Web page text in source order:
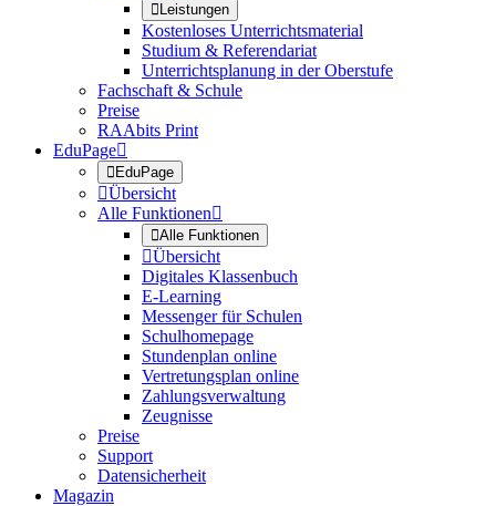
Leistungen
Kostenloses Unterrichtsmaterial
Studium & Referendariat
Unterrichtsplanung in der Oberstufe
Fachschaft & Schule
Preise
RAAbits Print
EduPage
EduPage
Übersicht
Alle Funktionen
Alle Funktionen
Übersicht
Digitales Klassenbuch
E-Learning
Messenger für Schulen
Schulhomepage
Stundenplan online
Vertretungsplan online
Zahlungsverwaltung
Zeugnisse
Preise
Support
Datensicherheit
Magazin